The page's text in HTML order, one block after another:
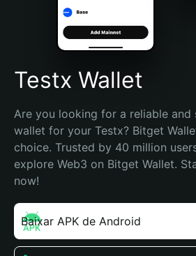
Português (Brasil)
Español (Argentina)
Testx Wallet
Are you looking for a reliable and
wallet for your Testx? Bitget
choice. Trusted by 40 million
explore Web3 on Bitget Wallet.
now!
Baixar APK de Android